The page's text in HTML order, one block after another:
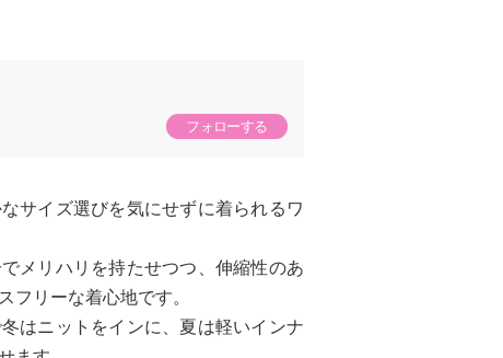
フォローする
サイズ選びを気にせずに着られるワ
メリハリを持たせつつ、伸縮性のあ
フリーな着心地です。
はニットをインに、夏は軽いインナ